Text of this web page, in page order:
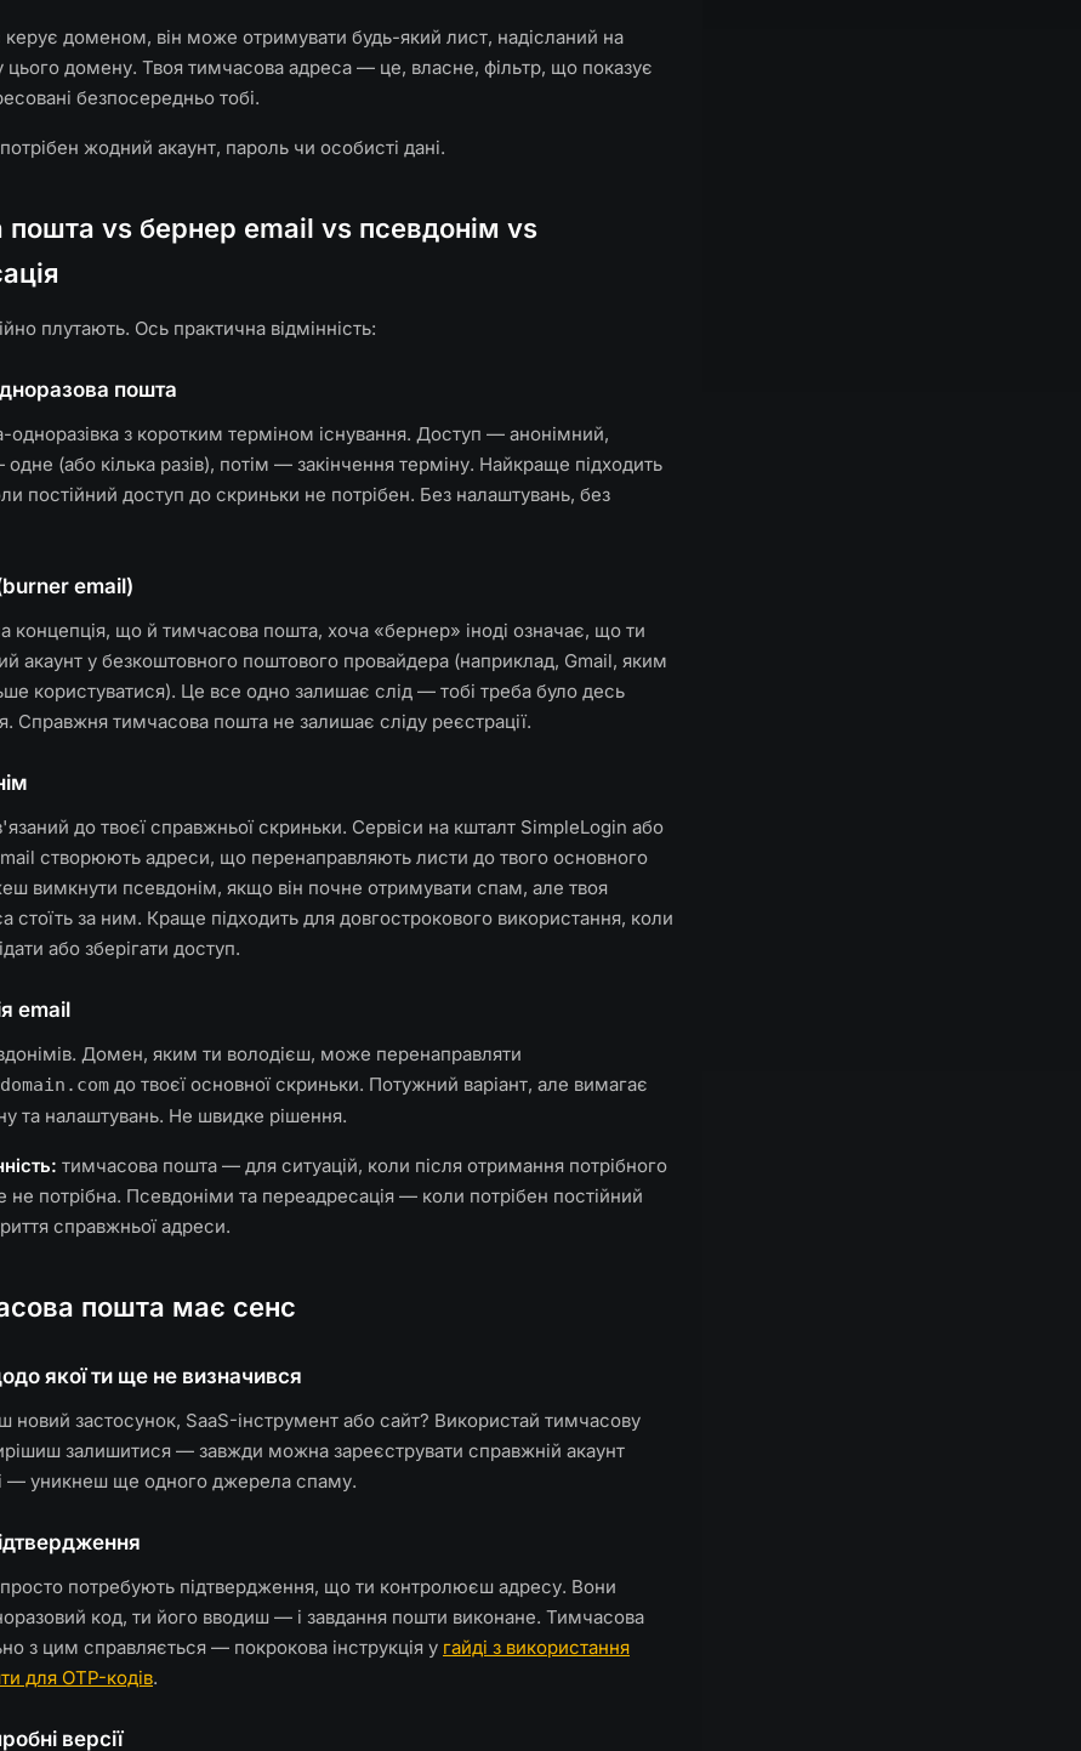
керує доменом, він може отримувати будь-який лист, надісланий на
цього домену. Твоя тимчасова адреса — це, власне, фільтр, що показує
безпосередньо тобі.
жодний акаунт, пароль чи особисті дані.
пошта vs бернер email vs псевдонім vs
плутають. Ось практична відмінність:
пошта
одноразівка з коротким терміном існування. Доступ — анонімний,
(або кілька разів), потім — закінчення терміну. Найкраще підходить
постійний доступ до скриньки не потрібен. Без налаштувань, без
email)
концепція, що й тимчасова пошта, хоча «бернер» іноді означає, що ти
акаунт у безкоштовного поштового провайдера (наприклад, Gmail, яким
користуватися). Це все одно залишає слід — тобі треба було десь
Справжня тимчасова пошта не залишає сліду реєстрації.
до твоєї справжньої скриньки. Сервіси на кшталт SimpleLogin або
створюють адреси, що перенаправляють листи до твого основного
вимкнути псевдонім, якщо він почне отримувати спам, але твоя
стоїть за ним. Краще підходить для довгострокового використання, коли
або зберігати доступ.
email
Домен, яким ти володієш, може перенаправляти
до твоєї основної скриньки. Потужний варіант, але вимагає
та налаштувань. Не швидке рішення.
тимчасова пошта — для ситуацій, коли після отримання потрібного
не потрібна. Псевдоніми та переадресація — коли потрібен постійний
справжньої адреси.
пошта має сенс
якої ти ще не визначився
застосунок, SaaS-інструмент або сайт? Використай тимчасову
залишитися — завжди можна зареєструвати справжній акаунт
— уникнеш ще одного джерела спаму.
просто потребують підтвердження, що ти контролюєш адресу. Вони
код, ти його вводиш — і завдання пошти виконане. Тимчасова
з цим справляється — покрокова інструкція у гайді з використання
для OTP-кодів.
версії